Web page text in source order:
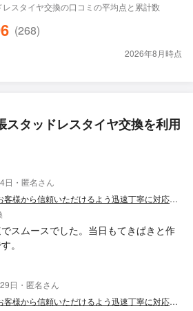
スタイヤ交換の口コミの平均点と累計数
(268)
2026年8月時点
スタッドレスタイヤ交換を利用
日・匿名さん
【業歴20年の経験と実績】お客様から信頼いただけるよう迅速丁寧に対応します！
スムースでした。当日もてきぱきと作
。
日・匿名さん
【業歴20年の経験と実績】お客様から信頼いただけるよう迅速丁寧に対応します！